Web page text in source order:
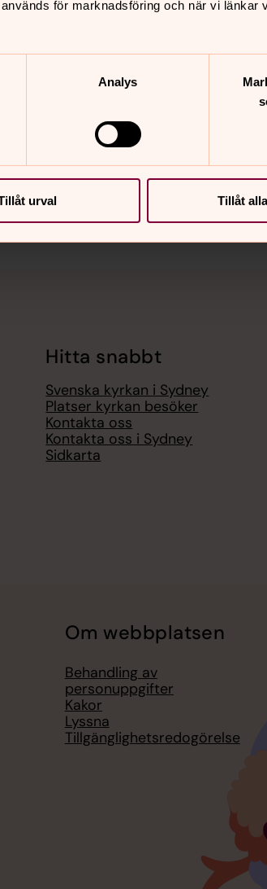
för marknadsföring och när vi länkar
Analys
urval Tillåt
Hitta snabbt
Svenska kyrkan i Sydney
Platser kyrkan besöker
Kontakta oss
Kontakta oss i Sydney
Sidkarta
Om webbplatsen
Behandling av
personuppgifter
Kakor
Lyssna
Tillgänglighetsredogörelse